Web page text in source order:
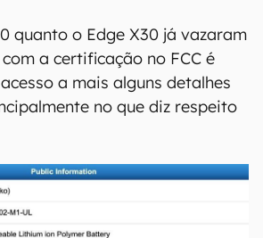
quanto o Edge X30 já vazaram
a certificação no FCC é
a mais alguns detalhes
no que diz respeito